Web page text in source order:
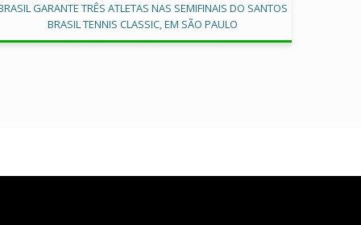
GARANTE TRÊS ATLETAS NAS SEMIFINAIS DO SANTOS
BRASIL TENNIS CLASSIC, EM SÃO PAULO